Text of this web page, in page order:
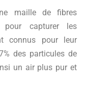
maille de fibres
pour capturer les
connus pour leur
des particules de
un air plus pur et